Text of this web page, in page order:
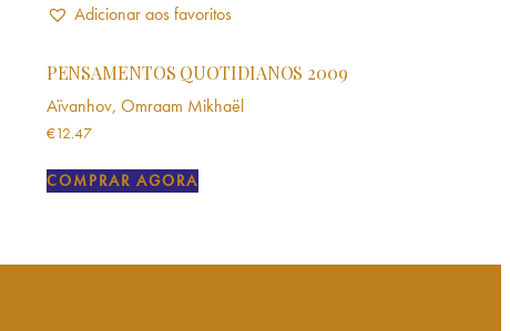
Adicionar aos favoritos
PENSAMENTOS QUOTIDIANOS 2009
Aïvanhov, Omraam Mikhaël
€12.47
COMPRAR AGORA